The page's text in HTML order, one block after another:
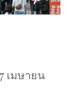
เมษายน